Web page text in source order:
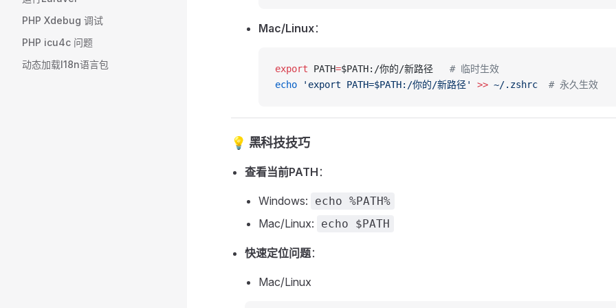
PHP Xdebug 调试
PHP icu4c 问题
动态加载I18n语言包
Mac/Linux：
export PATH=$PATH:/你的/新路径 # 临时生效
echo 'export PATH=$PATH:/你的/新路径' >> ~/.zshrc
  # 永久生效
💡 黑科技技巧
查看当前PATH ：
Windows: echo %PATH%
Mac/Linux: echo $PATH
快速定位问题：
Mac/Linux